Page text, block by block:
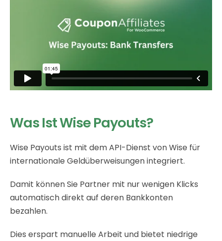
Was Ist Wise Payouts?
Wise Payouts ist mit dem API-Dienst von Wise für
internationale Geldüberweisungen integriert.
Damit können Sie Partner mit nur wenigen Klicks
automatisch direkt auf deren Bankkonten
bezahlen.
Dies erspart manuelle Arbeit und bietet niedrige